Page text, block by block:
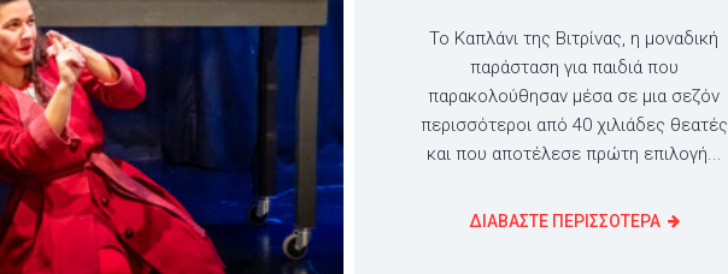
Το Καπλάνι της Βιτρίνας, η μοναδική
παράσταση για παιδιά που
παρακολούθησαν μέσα σε μια σεζόν
περισσότεροι από 40 χιλιάδες θεατές
και που αποτέλεσε πρώτη επιλογή...
ΔΙΑΒΑΣΤΕ ΠΕΡΙΣΣΟΤΕΡΑ